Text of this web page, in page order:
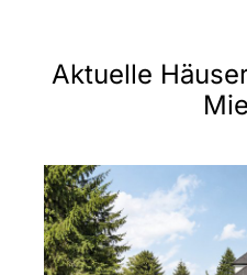
Aktuelle